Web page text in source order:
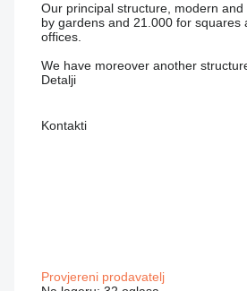
Our principal structure, modern
by gardens and 21.000 for
offices.
We have moreover another
Detalji
Kontakti
Provjereni prodavatelj